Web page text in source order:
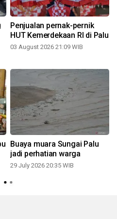
Penjualan pernak-pernik
HUT Kemerdekaan RI di Palu
03 August 2026 21:09 WIB
Buaya muara Sungai Palu
jadi perhatian warga
29 July 2026 20:35 WIB